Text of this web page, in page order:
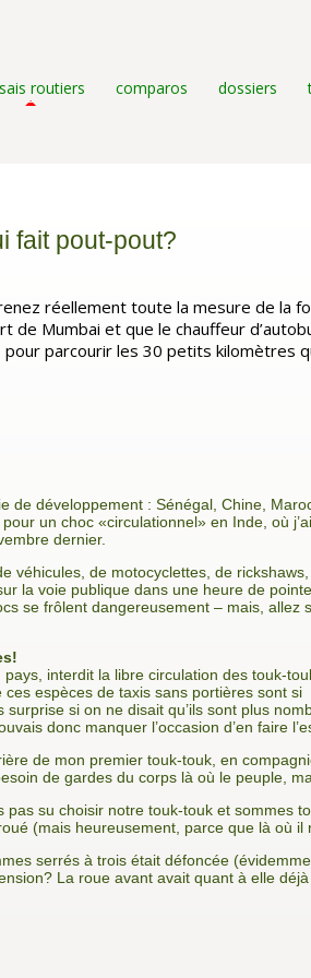
routiers comparos dossiers
fait pout-pout?
réellement toute la mesure de la
de Mumbai et que le chauffeur
parcourir les 30 petits kilomètres
de développement : Sénégal, Chine,
un choc «circulationnel» en Inde, où
dernier.
véhicules, de motocyclettes, de
la voie publique dans une heure de pointe
se frôlent dangereusement – mais, allez
interdit la libre circulation des touk-
espèces de taxis sans portiè­res sont si
si on ne disait qu’ils sont plus
donc manquer l’occasion d’en faire
de mon premier touk-touk, en
de gardes du corps là où le peuple,
pas su choisir notre touk-touk et
(mais heureusement, parce que là où
serrés à trois était défoncée
La roue avant avait quant à elle déjà